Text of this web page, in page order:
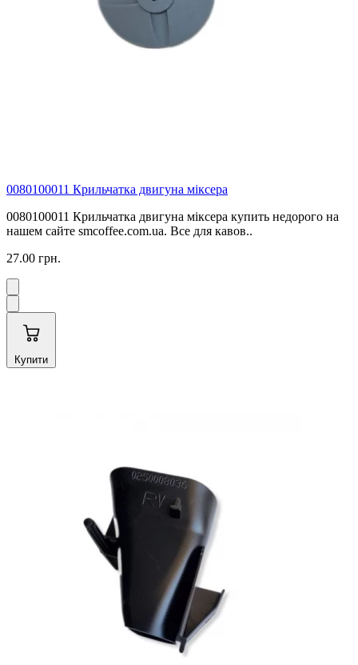
0080100011 Крильчатка двигуна міксера
0080100011 Крильчатка двигуна міксера купить недорого на
нашем сайте smcoffee.com.ua. Все для кавов..
27.00 грн.
Купити